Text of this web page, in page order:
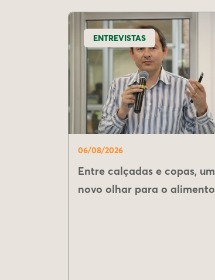
ENTREVISTAS
06/08/2026
Entre calçadas e copas, um
novo olhar para o alimento